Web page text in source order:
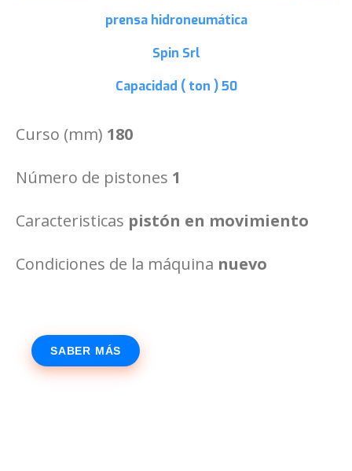
prensa hidroneumática
Spin Srl
Capacidad ( ton )50
Curso (mm) 180
Número de pistones 1
Caracteristicas pistón en movimiento
Condiciones de la máquina nuevo
SABER MÁS